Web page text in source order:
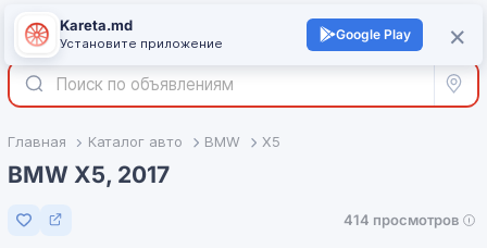
Войти +
Все
Главная Каталог авто BMW X5
BMW X5, 2017
Добавить в избранное
414 просмотров
×
Kareta.md
Установите приложение
Google Play